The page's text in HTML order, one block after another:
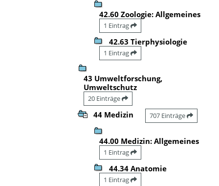
42.60 Zoologie: Allgemeines
1 Eintrag
42.63 Tierphysiologie
1 Eintrag
43 Umweltforschung,
Umweltschutz
20 Einträge
44 Medizin 707 Einträge
44.00 Medizin: Allgemeines
1 Eintrag
44.34 Anatomie
1 Eintrag